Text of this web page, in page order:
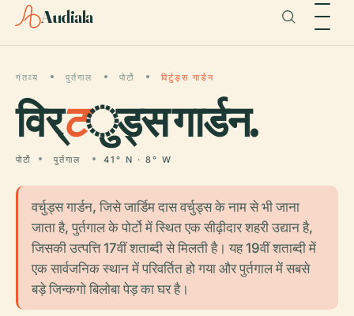
Audiala
गंतव्य पुर्तगाल पोर्टो विर्टुड्स गार्डन
विर्टुड्स गार्डन.
पोर्टो पुर्तगाल 41° N · 8° W
वर्चुड्स गार्डन, जिसे जार्डिम दास वर्चुड्स के नाम से भी जाना
जाता है, पुर्तगाल के पोर्टो में स्थित एक सीढ़ीदार शहरी उद्यान है,
जिसकी उत्पत्ति 17वीं शताब्दी से मिलती है। यह 19वीं शताब्दी में
एक सार्वजनिक स्थान में परिवर्तित हो गया और पुर्तगाल में सबसे
बड़े जिन्कगो बिलोबा पेड़ का घर है।